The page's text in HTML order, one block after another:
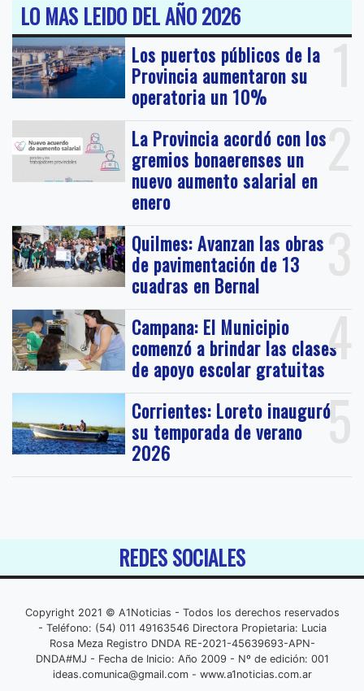
LO MAS LEIDO DEL AÑO 2026
1
Los puertos públicos de la
Provincia aumentaron su
operatoria un 10%
2
La Provincia acordó con los
gremios bonaerenses un
nuevo aumento salarial en
enero
3
Quilmes: Avanzan las obras
de pavimentación de 13
cuadras en Bernal
4
Campana: El Municipio
comenzó a brindar las clases
de apoyo escolar gratuitas
5
Corrientes: Loreto inauguró
su temporada de verano
2026
REDES SOCIALES
Copyright 2021 © A1Noticias - Todos los derechos reservados
- Teléfono: (54) 011 49163546 Directora Propietaria: Lucia
Rosa Meza Registro DNDA RE-2021-45639693-APN-
DNDA#MJ - Fecha de Inicio: Año 2009 - Nº de edición: 001
ideas.comunica@gmail.com- www.a1noticias.com.ar